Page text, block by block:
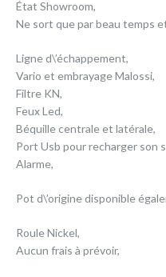
État Showroom,
Ne sort que par beau temps
Ligne d\’échappement,
Vario et embrayage Malossi,
Filtre KN,
Feux Led,
Béquille centrale et latérale,
Port Usb pour recharger son
Alarme,
Pot d\’origine disponible
Roule Nickel,
Aucun frais à prévoir,